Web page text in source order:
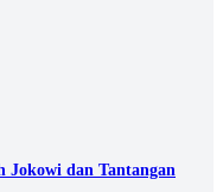
Jokowi dan Tantangan